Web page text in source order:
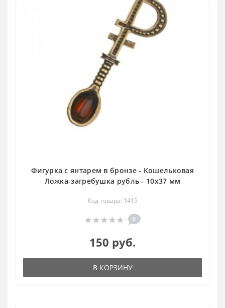
Фигурка с янтарем в бронзе - Кошельковая
Ложка-загребушка рубль - 10х37 мм
Код товара: 1415
0
150 руб.
В КОРЗИНУ